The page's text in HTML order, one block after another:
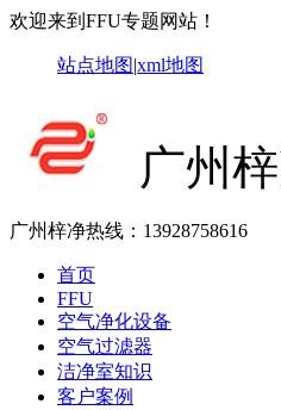
欢迎来到FFU专题网站！
站点地图|xml地图
广州
广州梓净热线： 13928758616
首页
FFU
空气净化设备
空气过滤器
洁净室知识
客户案例